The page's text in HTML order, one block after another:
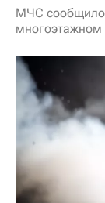
МЧС сообщило
многоэтажном